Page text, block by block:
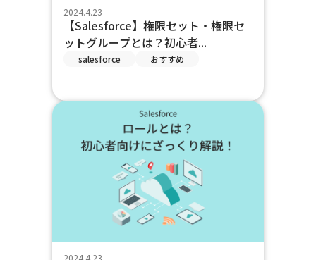
2024.4.23
【Salesforce】権限セット・権限セ
ットグループとは？初心者...
salesforce おすすめ
2024.4.23